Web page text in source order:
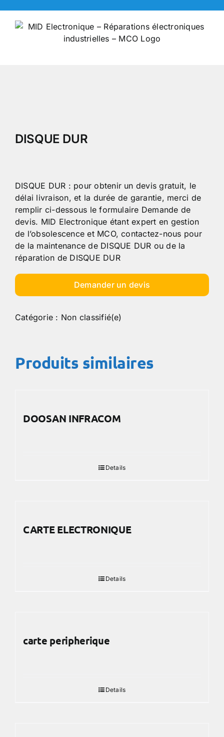
content
DISQUE DUR
DISQUE DUR : pour obtenir un devis gratuit, le
délai livraison, et la durée de garantie, merci de
remplir ci-dessous le formulaire Demande de
devis. MID Electronique étant expert en gestion
de l’obsolescence et MCO, contactez-nous pour
de la maintenance de DISQUE DUR ou de la
réparation de DISQUE DUR
Demander un devis
Catégorie : Non classifié(e)
Produits similaires
DOOSAN INFRACOM
Details
CARTE ELECTRONIQUE
Details
carte peripherique
Details